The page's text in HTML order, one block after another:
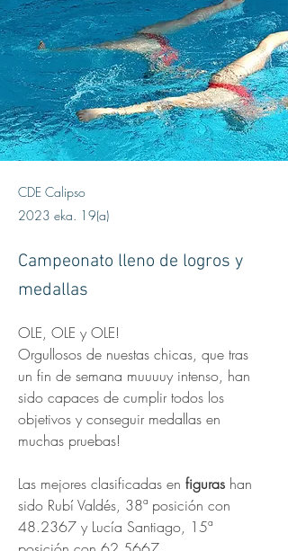
CDE Calipso
2023 eka. 19(a)
Campeonato lleno de logros y
medallas
OLE, OLE y OLE!
Orgullosos de nuestas chicas, que tras
un fin de semana muuuuy intenso, han
sido capaces de cumplir todos los
objetivos y conseguir medallas en
muchas pruebas!
Las mejores clasificadas en figuras han
sido Rubí Valdés, 38ª posición con
48.2367 y Lucía Santiago, 15ª